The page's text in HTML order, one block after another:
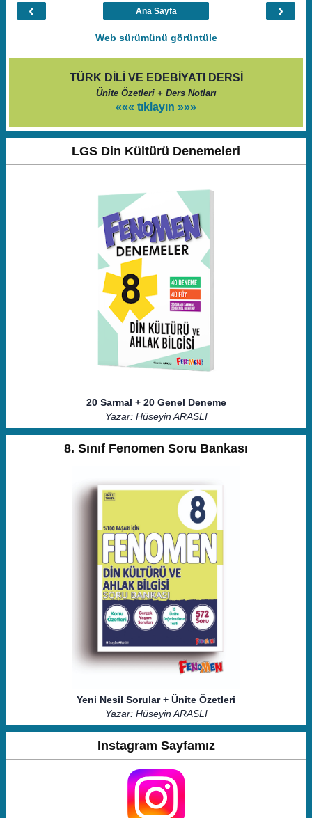
‹ ›
Ana Sayfa
Web sürümünü görüntüle
TÜRK DİLİ VE EDEBİYATI DERSİ
Ünite Özetleri + Ders Notları
««« tıklayın »»»
LGS Din Kültürü Denemeleri
20 Sarmal + 20 Genel Deneme
Yazar: Hüseyin ARASLI
8. Sınıf Fenomen Soru Bankası
Yeni Nesil Sorular + Ünite Özetleri
Yazar: Hüseyin ARASLI
Instagram Sayfamız